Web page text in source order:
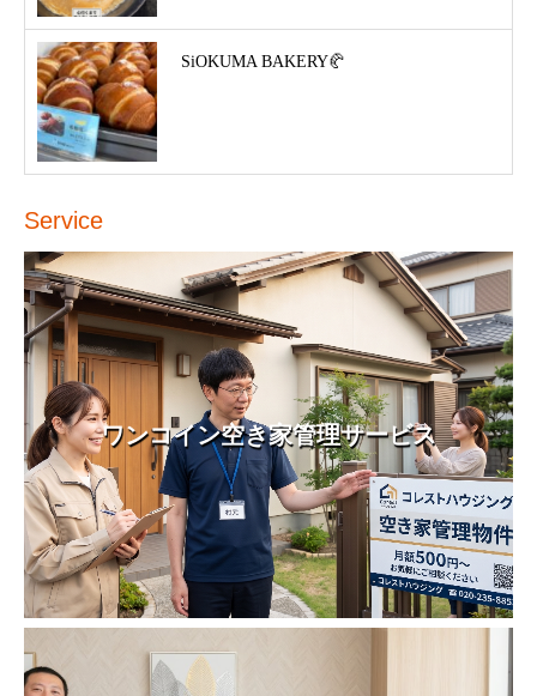
SiOKUMA BAKERY🥐
Service
ワンコイン空き家管理サービス